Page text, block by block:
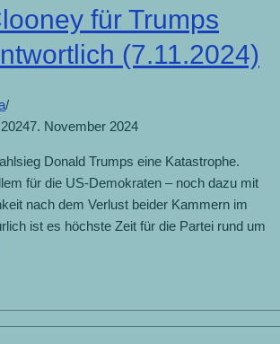
für Trumps
(7.11.2024)
7. November 2024
Donald Trumps eine Katastrophe.
für die US-Demokraten – noch dazu mit
nach dem Verlust beider Kammern im
ist es höchste Zeit für die Partei rund um